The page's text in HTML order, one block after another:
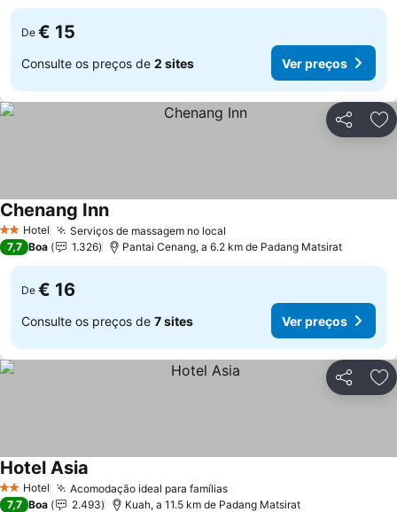
De € 15
Consulte os preços de 2 sites Ver preços
Partilhar
2 Estrelas
Hotel Serviços de massagem no local
Chenang Inn
7,7 Boa 1.326 Pantai Cenang, a 6.2 km de Padang Matsirat
De € 16
Consulte os preços de 7 sites Ver preços
Partilhar
2 Estrelas
Hotel Acomodação ideal para famílias
Hotel Asia
7,7 Boa 2.493 Kuah, a 11.5 km de Padang Matsirat